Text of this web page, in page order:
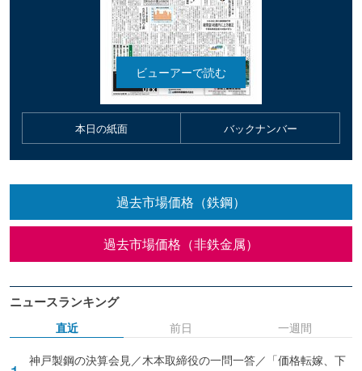
本日の紙面 バックナンバー
過去市場価格（鉄鋼）
過去市場価格（非鉄金属）
ニュースランキング
直近
神戸製鋼の決算会見／木本取締役の一問一答／「価格転嫁、下
前日 一週間